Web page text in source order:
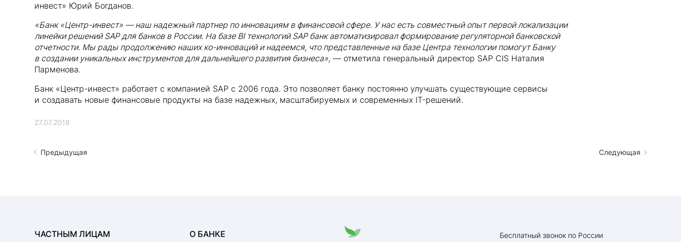
инвест» Юрий Богданов.
«Банк «Центр-инвест» — наш надежный партнер по инновациям в финансовой сфере. У нас есть совместный опыт первой локализации
линейки решений SAP для банков в России. На базе BI технологий SAP банк автоматизировал формирование регуляторной банковской
отчетности. Мы рады продолжению наших ко-инноваций и надеемся, что представленные на базе Центра технологии помогут Банку
в создании уникальных инструментов для дальнейшего развития бизнеса», — отметила генеральный директор SAP CIS Наталия
Парменова.
Банк «Центр-инвест» работает c компанией SAP с 2006 года. Это позволяет банку постоянно улучшать существующие сервисы
и создавать новые финансовые продукты на базе надежных, масштабируемых и современных IT-решений.
27.07.2018
Предыдущая Следующая
ЧАСТНЫМ ЛИЦАМ О БАНКЕ Бесплатный звонок по России